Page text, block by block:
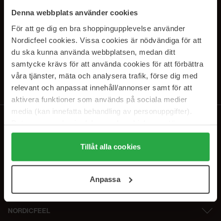
Denna webbplats använder cookies
För att ge dig en bra shoppingupplevelse använder
Nordicfeel cookies. Vissa cookies är nödvändiga för att
du ska kunna använda webbplatsen, medan ditt
samtycke krävs för att använda cookies för att förbättra
våra tjänster, mäta och analysera trafik, förse dig med
relevant och anpassat innehåll/annonser samt för att
aktivera funktioner som används på sociala medier
media (kan innefatta behandling av personuppgifter).
Genom att trycka på "Tillåt alla cookies" accepterar du
alla cookies, medan du under "Detaljer" kan anpassa
användningen av cookies. Du kan när som helst återkalla
samt vår Integritetspolicy.
Tillåt alla cookies
Anpassa
PRENUMERERA PÅ VÅRA
NYHETSBREV
E-postadress
Genom att prenumerera accepterar du vårIntegritetspolicy.
NORDICFEEL